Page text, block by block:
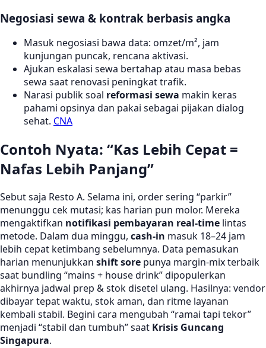
Negosiasi sewa & kontrak berbasis angka
Masuk negosiasi bawa data: omzet/m², jam
kunjungan puncak, rencana aktivasi.
Ajukan eskalasi sewa bertahap atau masa bebas
sewa saat renovasi peningkat trafik.
Narasi publik soal reformasi sewa makin keras
pahami opsinya dan pakai sebagai pijakan dialog
sehat. CNA
Contoh Nyata: “Kas Lebih Cepat =
Nafas Lebih Panjang”
Sebut saja Resto A. Selama ini, order sering “parkir”
menunggu cek mutasi; kas harian pun molor. Mereka
mengaktifkan notifikasi pembayaran real-time lintas
metode. Dalam dua minggu, cash-in masuk 18–24 jam
lebih cepat ketimbang sebelumnya. Data pemasukan
harian menunjukkan shift sore punya margin-mix terbaik
saat bundling “mains + house drink” dipopulerkan
akhirnya jadwal prep & stok disetel ulang. Hasilnya: vendor
dibayar tepat waktu, stok aman, dan ritme layanan
kembali stabil. Begini cara mengubah “ramai tapi tekor”
menjadi “stabil dan tumbuh” saat Krisis Guncang
Singapura.